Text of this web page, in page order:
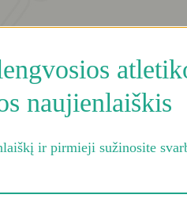
Pranešėjų
kanalas
naujienlaiškis
ir pirmieji sužinosite